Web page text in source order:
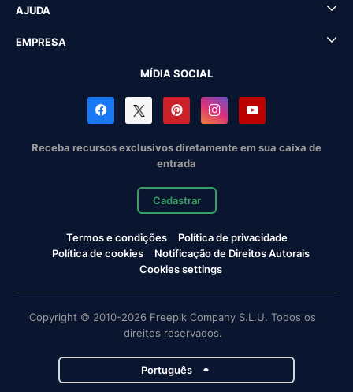
AJUDA
EMPRESA
MÍDIA SOCIAL
Receba recursos exclusivos diretamente em sua caixa de
entrada
Cadastrar
Termos e condições
Política de privacidade
Política de cookies
Notificação de Direitos Autorais
Cookies settings
Copyright © 2010-2026 Freepik Company S.L.U. Todos os
direitos reservados.
Português